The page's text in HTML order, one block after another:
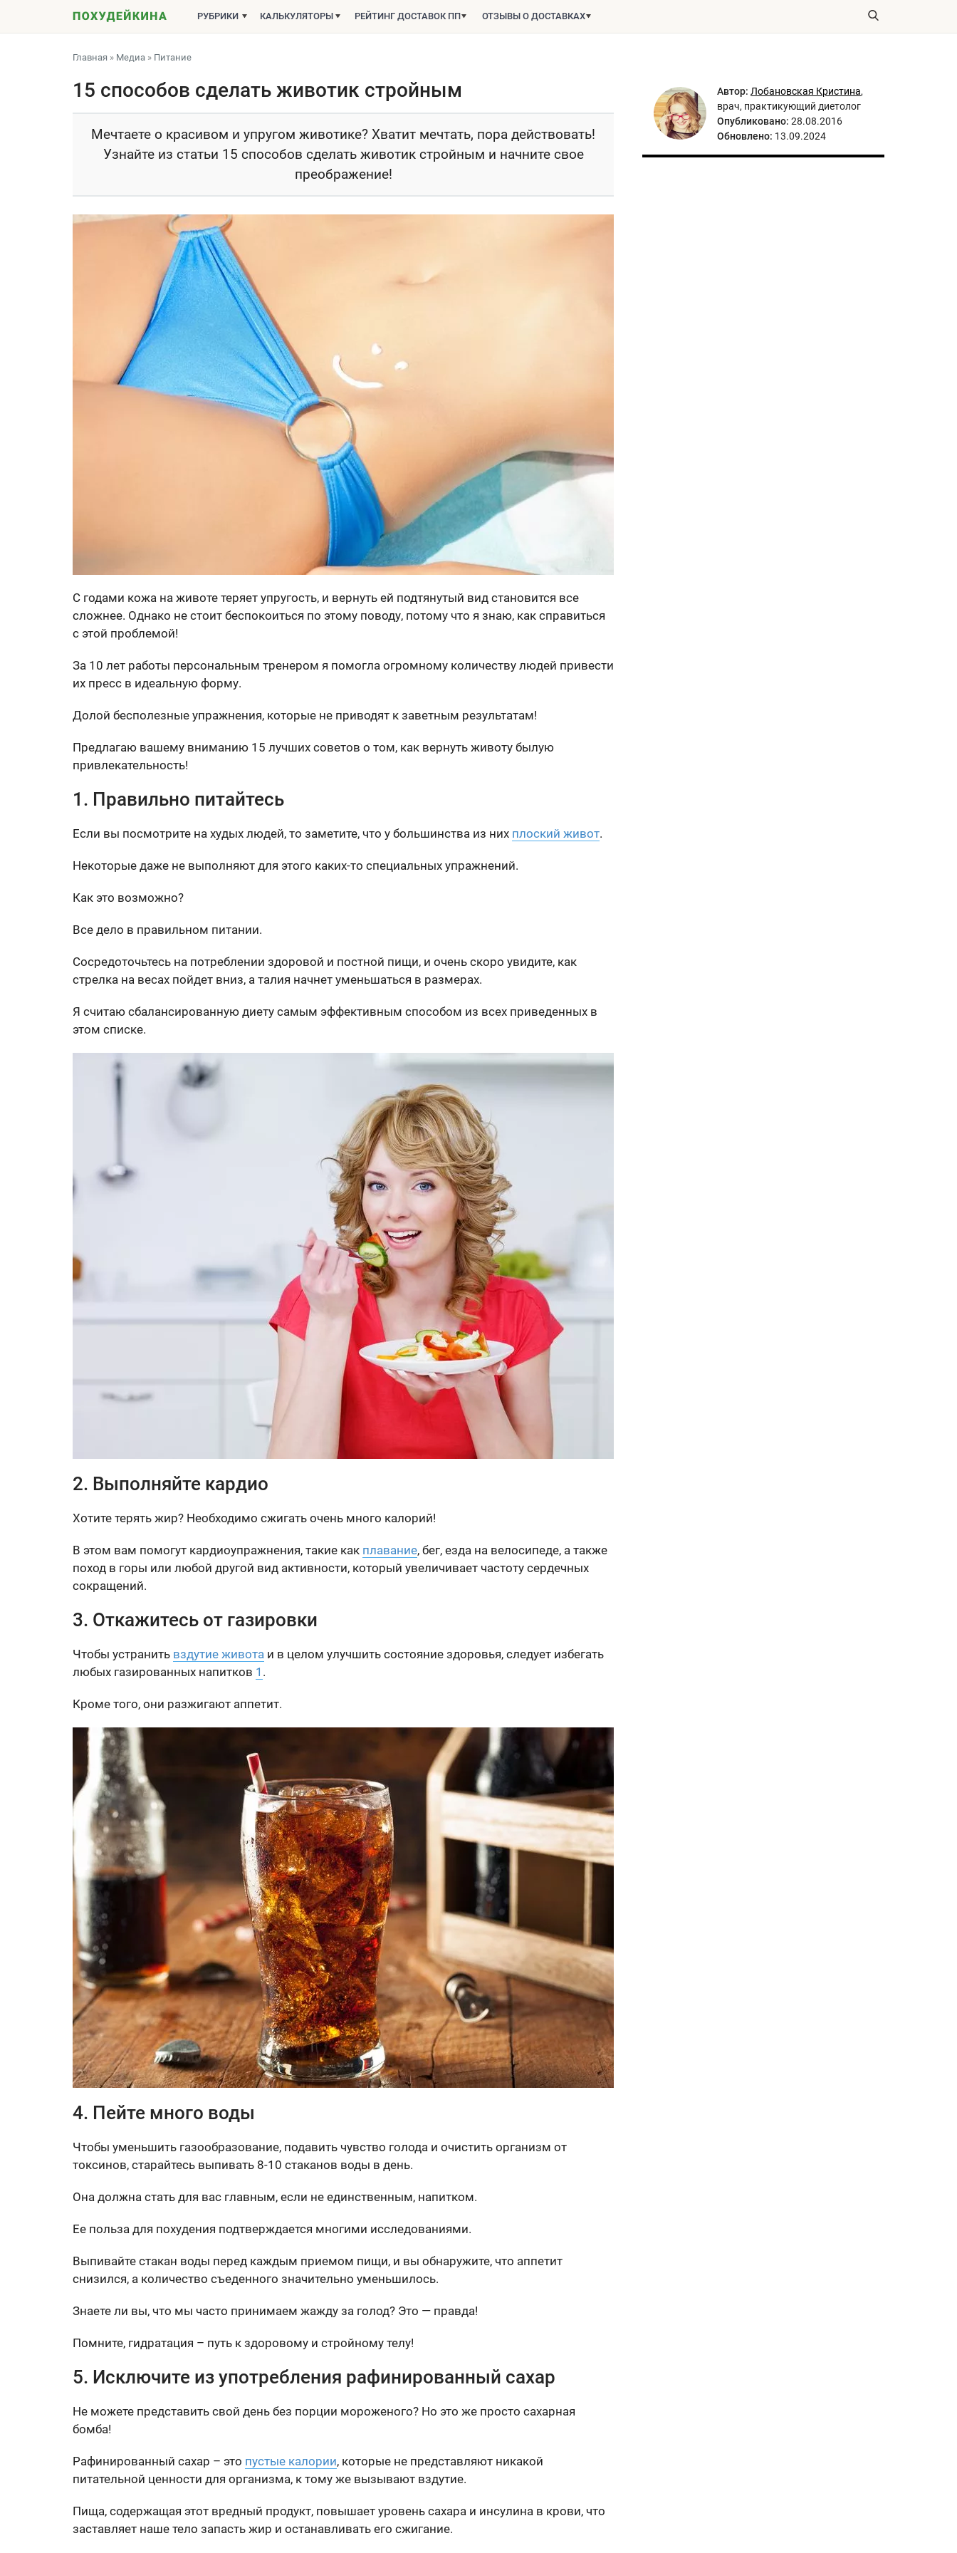
РУБРИКИ КАЛЬКУЛЯТОРЫ РЕЙТИНГ ДОСТАВОК ПП ОТЗЫВЫ О ДОСТАВКАХ
Главная » Медиа » Питание
15 способов сделать животик стройным
Мечтаете о красивом и упругом животике? Хватит мечтать, пора действовать!
Узнайте из статьи 15 способов сделать животик стройным и начните свое
преображение!
С годами кожа на животе теряет упругость, и вернуть ей подтянутый вид становится все
сложнее. Однако не стоит беспокоиться по этому поводу, потому что я знаю, как справиться
с этой проблемой!
За 10 лет работы персональным тренером я помогла огромному количеству людей привести
их пресс в идеальную форму.
Долой бесполезные упражнения, которые не приводят к заветным результатам!
Предлагаю вашему вниманию 15 лучших советов о том, как вернуть животу былую
привлекательность!
1. Правильно питайтесь
Если вы посмотрите на худых людей, то заметите, что у большинства из них плоский живот.
Некоторые даже не выполняют для этого каких-то специальных упражнений.
Как это возможно?
Все дело в правильном питании.
Сосредоточьтесь на потреблении здоровой и постной пищи, и очень скоро увидите, как
стрелка на весах пойдет вниз, а талия начнет уменьшаться в размерах.
Я считаю сбалансированную диету самым эффективным способом из всех приведенных в
этом списке.
2. Выполняйте кардио
Хотите терять жир? Необходимо сжигать очень много калорий!
В этом вам помогут кардиоупражнения, такие как плавание, бег, езда на велосипеде, а также
поход в горы или любой другой вид активности, который увеличивает частоту сердечных
сокращений.
3. Откажитесь от газировки
Чтобы устранить вздутие живота и в целом улучшить состояние здоровья, следует избегать
любых газированных напитков 1 .
Кроме того, они разжигают аппетит.
4. Пейте много воды
Чтобы уменьшить газообразование, подавить чувство голода и очистить организм от
токсинов, старайтесь выпивать 8-10 стаканов воды в день.
Она должна стать для вас главным, если не единственным, напитком.
Ее польза для похудения подтверждается многими исследованиями.
Выпивайте стакан воды перед каждым приемом пищи, и вы обнаружите, что аппетит
снизился, а количество съеденного значительно уменьшилось.
Знаете ли вы, что мы часто принимаем жажду за голод? Это — правда!
Помните, гидратация – путь к здоровому и стройному телу!
5. Исключите из употребления рафинированный сахар
Не можете представить свой день без порции мороженого? Но это же просто сахарная
бомба!
Рафинированный сахар – это пустые калории, которые не представляют никакой
питательной ценности для организма, к тому же вызывают вздутие.
Пища, содержащая этот вредный продукт, повышает уровень сахара и инсулина в крови, что
заставляет наше тело запасть жир и останавливать его сжигание.
Автор: Лобановская Кристина,
врач, практикующий диетолог
Опубликовано: 28.08.2016
Обновлено: 13.09.2024